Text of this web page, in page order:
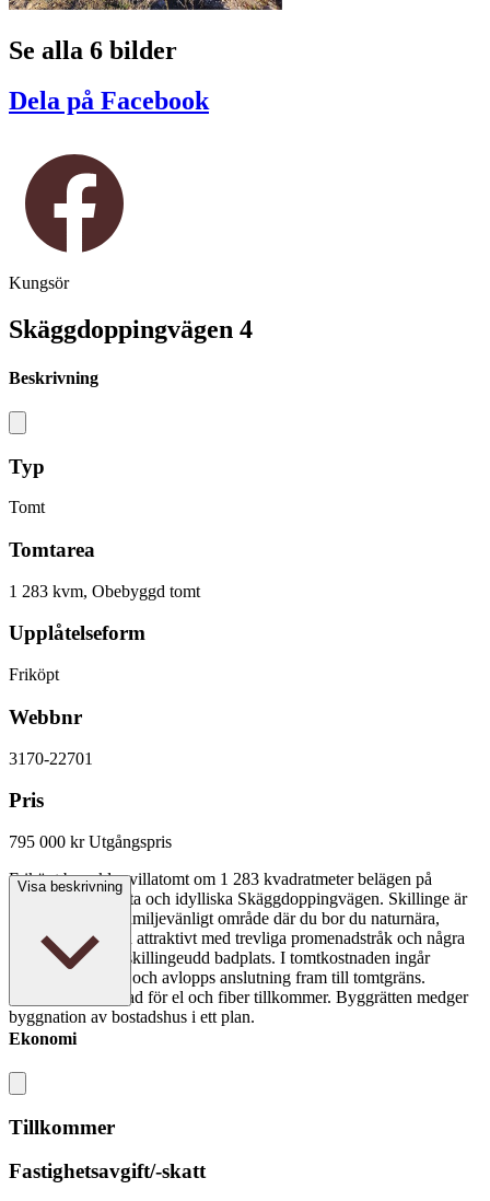
Se alla 6 bilder
Dela på Facebook
Kungsör
Skäggdoppingvägen 4
Beskrivning
Typ
Tomt
Tomtarea
1 283 kvm, Obebyggd tomt
Upplåtelseform
Friköpt
Webbnr
3170-22701
Pris
795 000 kr Utgångspris
Friköpt byggklar villatomt om 1 283 kvadratmeter belägen på
populära, omtyckta och idylliska Skäggdoppingvägen. Skillinge är
ett omtyckt och familjevänligt område där du bor du naturnära,
familjevänligt och attraktivt med trevliga promenadstråk och några
hundra meter till skillingeudd badplats. I tomtkostnaden ingår
kommunal vatten och avlopps anslutning fram till tomtgräns.
Anslutning kostnad för el och fiber tillkommer. Byggrätten medger
byggnation av bostadshus i ett plan.
Visa beskrivning
Ekonomi
Tillkommer
Fastighetsavgift/-skatt